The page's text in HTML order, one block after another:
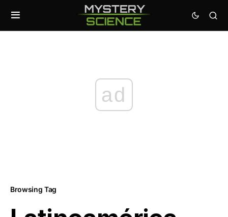
ad
Browsing Tag